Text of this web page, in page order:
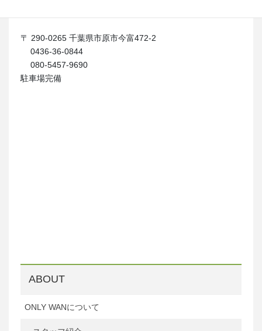
〒 290-0265 千葉県市原市今富472-2
0436-36-0844
080-5457-9690
駐車場完備
ABOUT
ONLY WANについて